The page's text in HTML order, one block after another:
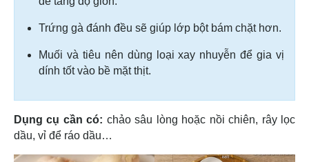
Trứng gà đánh đều sẽ giúp lớp bột bám chặt hơn.
Muối và tiêu nên dùng loại xay nhuyễn để gia vị
dính tốt vào bề mặt thịt.
Dụng cụ cần có: chảo sâu lòng hoặc nồi chiên, rây lọc
dầu, vỉ để ráo dầu…